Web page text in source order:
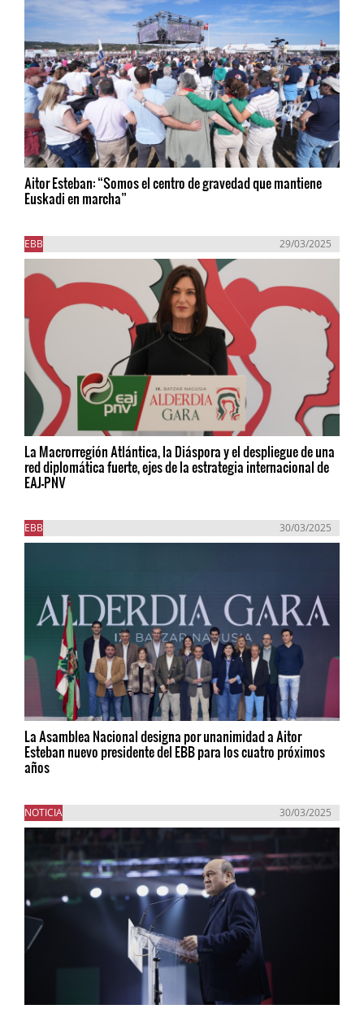
Aitor Esteban: “Somos el centro de gravedad que mantiene
Euskadi en marcha”
EBB 29/03/2025
La Macrorregión Atlántica, la Diáspora y el despliegue de una
red diplomática fuerte, ejes de la estrategia internacional de
EAJ-PNV
EBB 30/03/2025
La Asamblea Nacional designa por unanimidad a Aitor
Esteban nuevo presidente del EBB para los cuatro próximos
años
NOTICIA 30/03/2025